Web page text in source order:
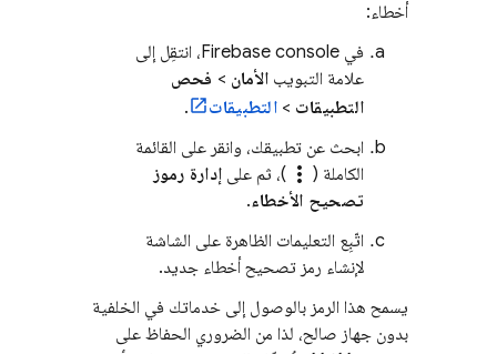
أخطاء:
في
Firebaseconsole، انتقِل إلى
علامة التبويب الأمان > فحص
التطبيقات >التطبيقات
.
ابحث عن تطبيقك، وانقر على القائمة
الكاملة ( more_vert )، ثم على إدارة رموز
تصحيح الأخطاء.
اتّبِع التعليمات الظاهرة على الشاشة
لإنشاء رمز تصحيح أخطاء جديد.
يسمح هذا الرمز بالوصول إلى خدماتك في الخلفية
بدون جهاز صالح، لذا من الضروري الحفاظ على